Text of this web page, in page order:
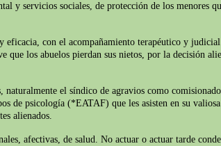
y servicios sociales, de protección de los menores
eficacia, con el acompañamiento terapéutico y
los abuelos pierdan sus nietos, por la decisión
el síndico de agravios como
de psicología (*EATAF) que les asisten en su
alienados.
afectivas, de salud. No actuar o actuar tarde